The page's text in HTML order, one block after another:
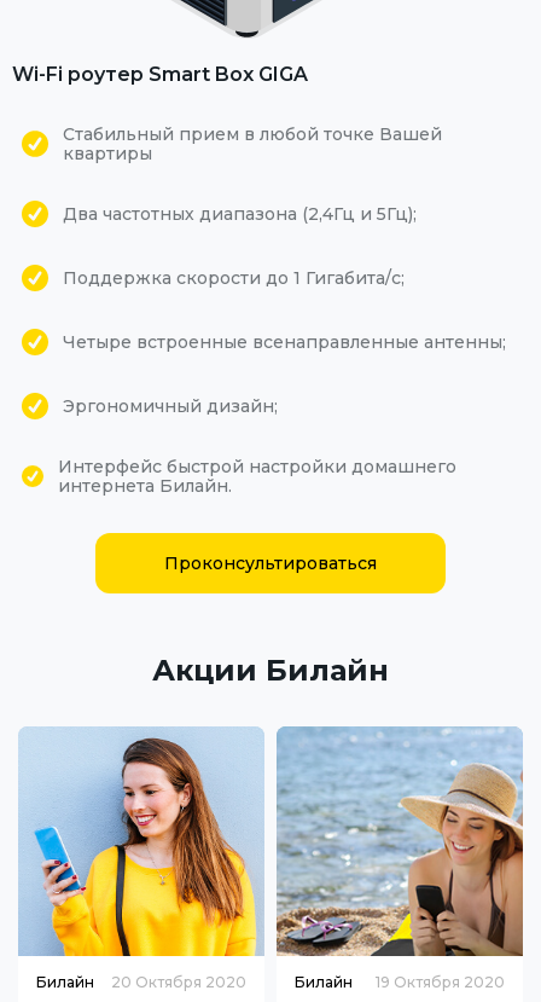
Wi-Fi роутер Smart Box GIGA
Стабильный прием в любой точке Вашей
квартиры
Два частотных диапазона (2,4Гц и 5Гц);
Поддержка скорости до 1 Гигабита/с;
Четыре встроенные всенаправленные антенны;
Эргономичный дизайн;
Интерфейс быстрой настройки домашнего
интернета Билайн.
Проконсультироваться
Акции Билайн
Билайн 20 Октября 2020 Билайн 19 Октября 2020